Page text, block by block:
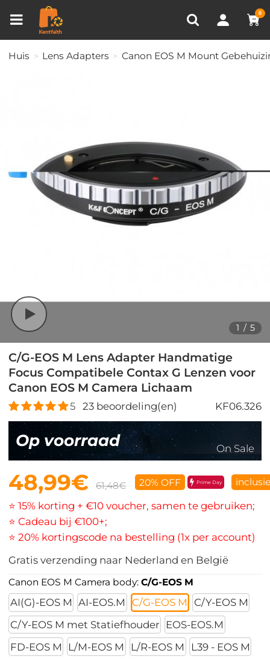
0
RECENT BEKEKEN
Huis Lens Adapters Canon EOS M Mount
1 / 5
C/G-EOS M Lens Adapter Handmatige
Focus Compatibele Contax G Lenzen voor
Canon EOS M Camera Lichaam
5 23beoordeling(en) KF06.326
Op voorraad On Sale
48,99€ 61,48€ 20% OFF Prime Day
⭐ 15% korting + €10 voucher, samen te gebruiken;
⭐ Cadeau bij €100+;
⭐ 20% kortingscode na bestelling (1x per account)
Gratis verzending naar Nederland en België
Canon EOS M Camera body:C/G-EOS M
AI(G)-EOS M AI-EOS.M C/G-EOS M
C/Y-EOS M
C/Y-EOS M met Statiefhouder
EOS-EOS.M
FD-EOS M
L/M-EOS M L/R-EOS M
L39 - EOS M